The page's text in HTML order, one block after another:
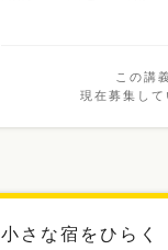
この講
現在募集して
小さな宿をひら